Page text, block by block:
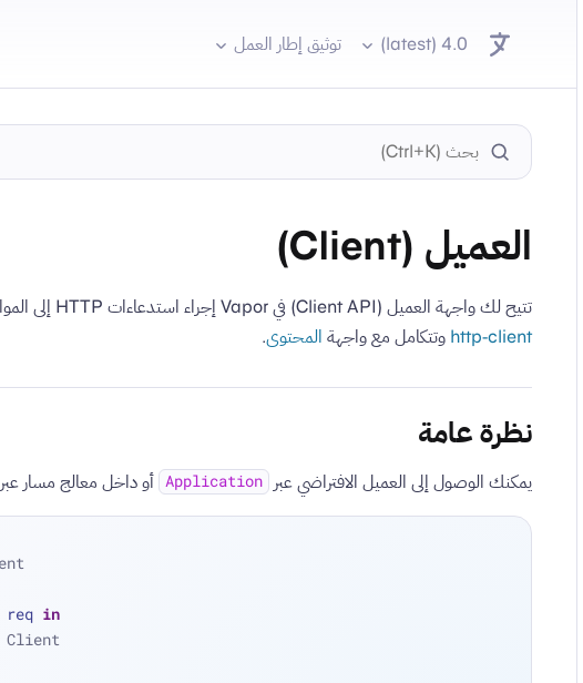
4.0 (latest) توثيق إطار العمل
العميل (Client)
تتيح لك واجهة العميل (Client API) في Vapor إجراء استدعاءات HTTP إلى الموارد الخارجية. وهي مبنية على
http-client وتتكامل مع واجهة المحتوى.
نظرة عامة
يمكنك الوصول إلى العميل الافتراضي عبر Application أو داخل معالج مسار عبر
in